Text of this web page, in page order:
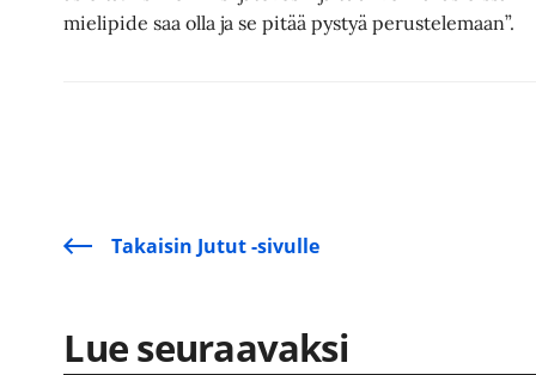
mielipide saa olla ja se pitää pystyä perustelemaan”.
Takaisin Jutut -sivulle
Lue seuraavaksi